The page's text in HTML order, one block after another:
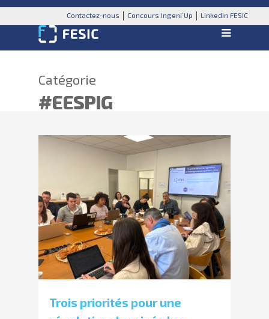
Contactez-nous Concours Ingeni’Up LinkedIn FESIC
Catégorie
#EESPIG
Trois priorités pour une